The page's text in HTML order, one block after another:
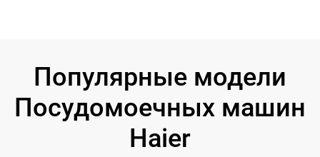
Популярные модели
Посудомоечных машин
Haier